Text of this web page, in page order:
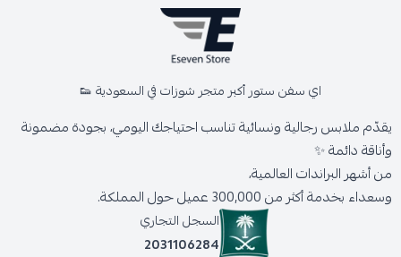
اي سفن ستور أكبر متجر شوزات في السعودية 👟
يقدّم ملابس رجالية ونسائية تناسب احتياجك اليومي، بجودة مضمونة
وأناقة دائمة ✨
من أشهر البراندات العالمية،
وسعداء بخدمة أكثر من 300,000 عميل حول المملكة.
السجل التجاري
2031106284